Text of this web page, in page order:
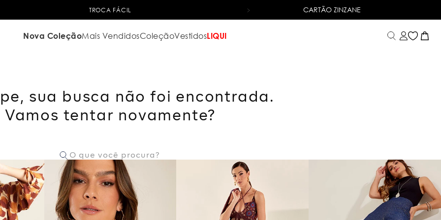
TROCA FÁCIL 6X SEM JUROSNO CARTÃO DE CRÉDITO
CARTÃO ZINZANE
Nova ColeçãoMais VendidosColeçãoVestidosLIQUI
sua busca não foi encontrada.
Vamos tentar novamente?